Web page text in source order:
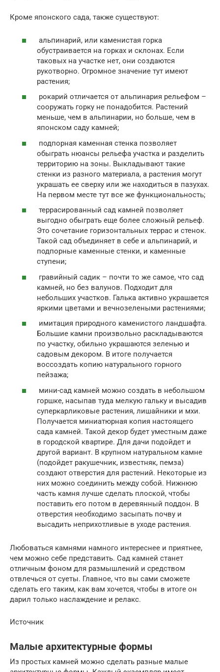
Кроме японского сада, также существуют:
альпинарий, или каменистая горка
обустраивается на горках и склонах. Если
таковых на участке нет, они создаются
рукотворно. Огромное значение тут имеют
растения;
рокарий отличается от альпинария рельефом –
сооружать горку не понадобится. Растений
меньше, чем в альпинарии, но больше, чем в
японском саду камней;
подпорная каменная стенка позволяет
обыграть нюансы рельефа участка и разделить
территорию на зоны. Выкладывают такие
стенки из разного материала, а растения могут
украшать ее сверху или же находиться в пазухах.
На первом месте тут все же функциональность;
террасированный сад камней позволяет
выгодно обыграть еще более сложный рельеф.
Это сочетание горизонтальных террас и стенок.
Такой сад объединяет в себе и альпинарий, и
подпорные каменные стенки, и каменные
ступени;
гравийный садик – почти то же самое, что сад
камней, но без валунов. Подходит для
небольших участков. Галька активно украшается
яркими цветами и вечнозелеными растениями;
имитация природного каменистого ландшафта.
Большие камни произвольно раскладываются
по участку, обильно украшаются зеленью и
садовым декором. В итоге получается
воссоздать копию натурального горного
пейзажа;
мини-сад камней можно создать в небольшом
горшке, насыпав туда мелкую гальку и высадив
суперкарликовые растения, лишайники и мхи.
Получается миниатюрная копия настоящего
сада камней. Такой декор будет уместным даже
в городской квартире. Для дачи подойдет и
другой вариант. В крупном натуральном камне
(подойдет ракушечник, известняк, пемза)
создают отверстия для растений. Некоторые из
них можно соединить между собой. Нижнюю
часть камня лучше сделать плоской, чтобы
поставить его потом в деревянный поддон. В
отверстия необходимо засыпать почву и
высадить неприхотливые в уходе растения.
Любоваться камнями намного интереснее и приятнее,
чем можно себе представить. Сад камней станет
отличным фоном для размышлений и средством
отвлечься от суеты. Главное, что вы сами сможете
сделать его таким, как вам хочется, чтобы в итоге он
дарил только наслаждение и релакс.
Источник
Малые архитектурные формы
Из простых камней можно сделать разные малые